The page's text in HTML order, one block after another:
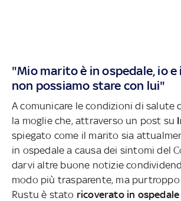
"Mio marito è in ospedale, io e
non possiamo stare con lui"
A comunicare le condizioni di salute
la moglie che, attraverso un post su
spiegato come il marito sia
in ospedale a causa dei sintomi del
darvi altre buone notizie
modo più trasparente, ma
Rustu è stato ricoverato in ospedale